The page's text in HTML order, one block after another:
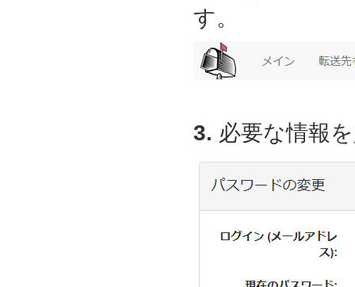
す。
3. 必要な情報